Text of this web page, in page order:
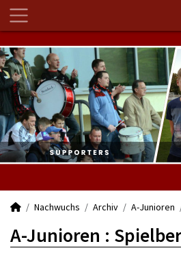
Nachwuchs Archiv A-Junioren
A-Junioren :